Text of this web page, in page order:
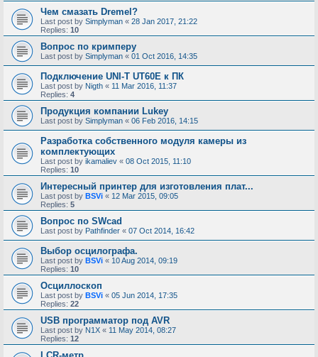
Чем смазать Dremel?
Last post by Simplyman « 28 Jan 2017, 21:22
Replies: 10
Вопрос по кримперу
Last post by Simplyman « 01 Oct 2016, 14:35
Подключение UNI-T UT60E к ПК
Last post by Nigth « 11 Mar 2016, 11:37
Replies: 4
Продукция компании Lukey
Last post by Simplyman « 06 Feb 2016, 14:15
Разработка собственного модуля камеры из
комплектующих
Last post by ikamaliev « 08 Oct 2015, 11:10
Replies: 10
Интересный принтер для изготовления плат...
Last post by BSVi « 12 Mar 2015, 09:05
Replies: 5
Вопрос по SWcad
Last post by Pathfinder « 07 Oct 2014, 16:42
Выбор осцилографа.
Last post by BSVi « 10 Aug 2014, 09:19
Replies: 10
Осциллоскоп
Last post by BSVi « 05 Jun 2014, 17:35
Replies: 22
USB программатор под AVR
Last post by N1X « 11 May 2014, 08:27
Replies: 12